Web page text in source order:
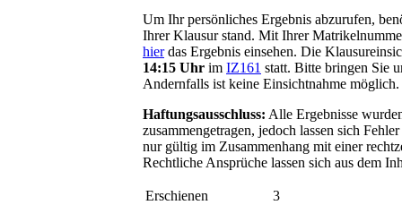
Um Ihr persönliches Ergebnis abzurufen,
Ihrer Klausur stand. Mit Ihrer
hierdas Ergebnis einsehen. Die
14:15 Uhr im IZ161 statt. Bitte bringen Sie
Andernfalls ist keine Einsichtnahme möglich.
Haftungsausschluss: Alle Ergebnisse
zusammengetragen, jedoch lassen sich
nur gültig im Zusammenhang mit einer
Rechtliche Ansprüche lassen sich aus dem
Erschienen
3